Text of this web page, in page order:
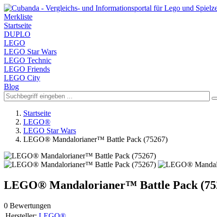
Merkliste
Startseite
DUPLO
LEGO
LEGO Star Wars
LEGO Technic
LEGO Friends
LEGO City
Blog
Startseite
LEGO®
LEGO Star Wars
LEGO® Mandalorianer™ Battle Pack (75267)
LEGO® Mandalorianer™ Battle Pack
0 Bewertungen